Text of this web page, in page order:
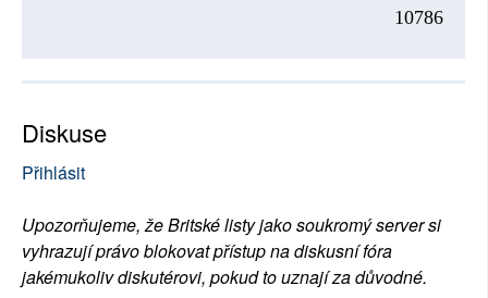
10786
Diskuse
Přihlásit
Upozorňujeme, že Britské listy jako soukromý server si
vyhrazují právo blokovat přístup na diskusní fóra
jakémukoliv diskutérovi, pokud to uznají za důvodné.